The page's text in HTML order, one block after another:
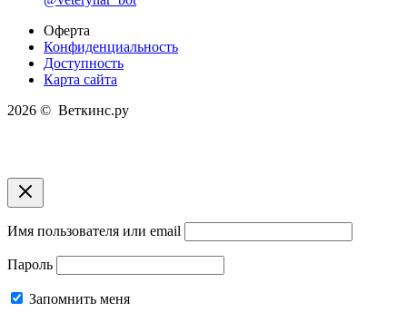
Оферта
Конфиденциальность
Доступность
Карта сайта
2026 © Веткинс.ру
Имя пользователя или email
Пароль
Запомнить меня